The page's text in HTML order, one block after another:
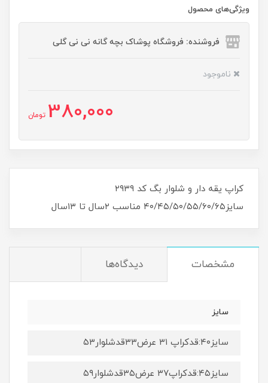
ویژگی‌های محصول
فروشنده: فروشگاه پوشاک بچه گانه نی نی گلی
ناموجود
380,000 تومان
کراپ یقه دار و شلوار بگ کد ۲۹۳۹
سایز۴۰/۴۵/۵۰/۵۵/۶۰/۶۵ مناسب ۲سال تا ۱۳سال
مشخصات دیدگاه‌ها
سایز
سایز۴۰:قدکراپ ۳۱ عرض۳۳قدشلوار۵۳
سایز۴۵:قدکراپ۳۷ عرض۳۵قدشلوار۵۹